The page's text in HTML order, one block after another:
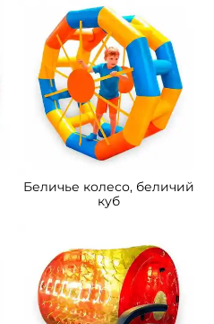
A-104314 Роллер
аттракцион «Неоновый
вихрь», трёхместный, ПВХ,
2,4×2,2×2,2 м
Узнать цену